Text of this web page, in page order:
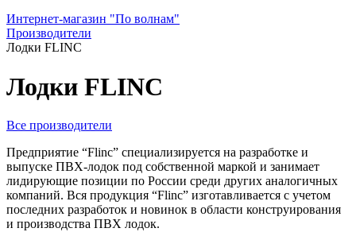
Интернет-магазин "По волнам"
Производители
Лодки FLINC
Лодки FLINC
Все производители
Предприятие “Flinc” специализируется на разработке и
выпуске ПВХ-лодок под собственной маркой и занимает
лидирующие позиции по России среди других аналогичных
компаний. Вся продукция “Flinc” изготавливается с учетом
последних разработок и новинок в области конструирования
и производства ПВХ лодок.